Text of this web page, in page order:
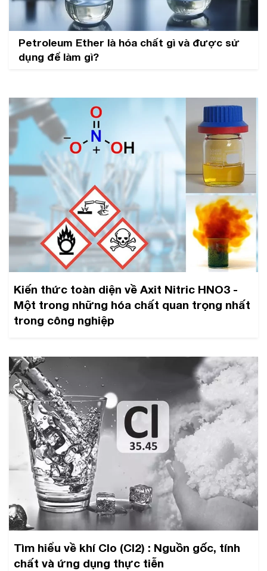
Petroleum Ether là hóa chất gì và được sử
dụng để làm gì?
Kiến thức toàn diện về Axit Nitric HNO3 -
Một trong những hóa chất quan trọng nhất
trong công nghiệp
Tìm hiểu về khí Clo (Cl2) : Nguồn gốc, tính
chất và ứng dụng thực tiễn